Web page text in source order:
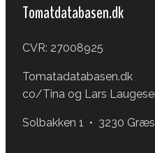
Tomatdatabasen.dk
CVR: 27008925
Tomatadatabasen.dk
co/Tina og Lars
Solbakken 1 • 3230